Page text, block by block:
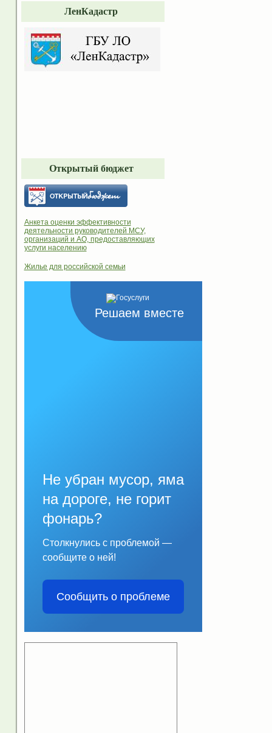
ЛенКадастр
Открытый бюджет
Анкета оценки эффективности
деятельности руководителей МСУ,
организаций и АО, предоставляющих
услуги населению
Жилье для российской семьи
Решаем вместе
Не убран мусор, яма
на дороге, не горит
фонарь?
Столкнулись с проблемой —
сообщите о ней!
Сообщить о проблеме